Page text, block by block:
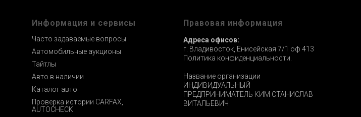
Информация и сервисы
Часто задаваемые вопросы
Автомобильные аукционы
Тайтлы
Авто в наличии
Каталог авто
Проверка истории CARFAX,
AUTOCHECK
Правовая информация
Адреса офисов:
г. Владивосток, Енисейская 7/1 оф 413
Политика конфиденциальности.
Название организации
ИНДИВИДУАЛЬНЫЙ
ПРЕДПРИНИМАТЕЛЬ КИМ СТАНИСЛАВ
ВИТАЛЬЕВИЧ